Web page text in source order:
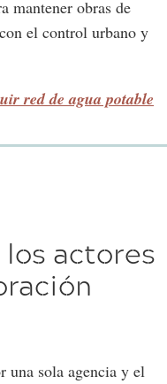
mantener obras de
el control urbano y
red de agua potable
actores
una sola agencia y el